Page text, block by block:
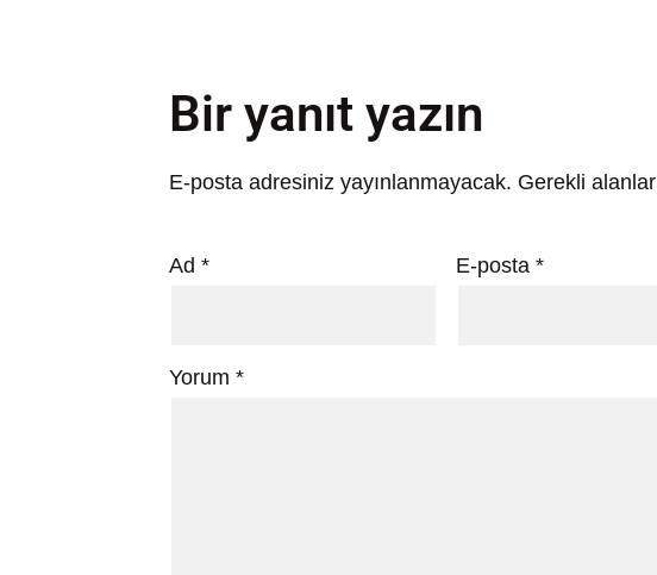
Bir yanıt yazın
E-posta adresiniz yayınlanmayacak. Gerekli alanlar
Ad * E-posta*
Yorum *